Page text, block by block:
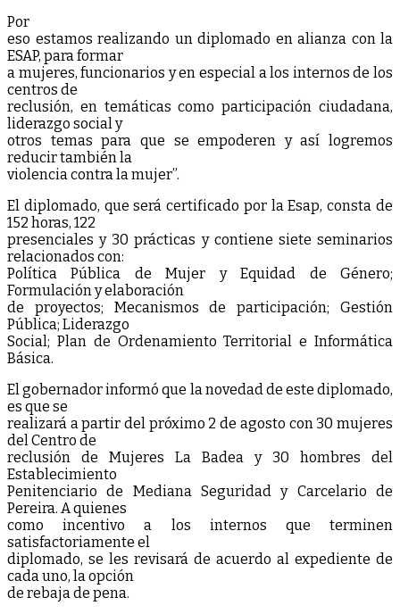
Por
eso estamos realizando un diplomado en alianza con la
ESAP, para formar
a mujeres, funcionarios y en especial a los internos de los
centros de
reclusión, en temáticas como participación ciudadana,
liderazgo social y
otros temas para que se empoderen y así logremos
reducir también la
violencia contra la mujer”.
El diplomado, que será certificado por la Esap, consta de
152 horas, 122
presenciales y 30 prácticas y contiene siete seminarios
relacionados con:
Política Pública de Mujer y Equidad de Género;
Formulación y elaboración
de proyectos; Mecanismos de participación; Gestión
Pública; Liderazgo
Social; Plan de Ordenamiento Territorial e Informática
Básica.
El gobernador informó que la novedad de este diplomado,
es que se
realizará a partir del próximo 2 de agosto con 30 mujeres
del Centro de
reclusión de Mujeres La Badea y 30 hombres del
Establecimiento
Penitenciario de Mediana Seguridad y Carcelario de
Pereira. A quienes
como incentivo a los internos que terminen
satisfactoriamente el
diplomado, se les revisará de acuerdo al expediente de
cada uno, la opción
de rebaja de pena.